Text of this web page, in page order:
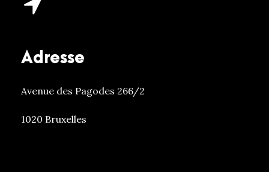
Adresse
Avenue des Pagodes 266/2
1020 Bruxelles